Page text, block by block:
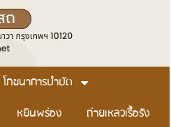
โภชนาการบำบัด
หยินพร่อง ถ่ายเหลวเรื้อรัง